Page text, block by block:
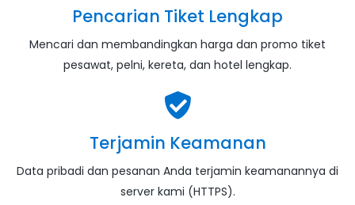
Pencarian Tiket Lengkap
Mencari dan membandingkan harga dan promo tiket
pesawat, pelni, kereta, dan hotel lengkap.
Terjamin Keamanan
Data pribadi dan pesanan Anda terjamin keamanannya di
server kami (HTTPS).